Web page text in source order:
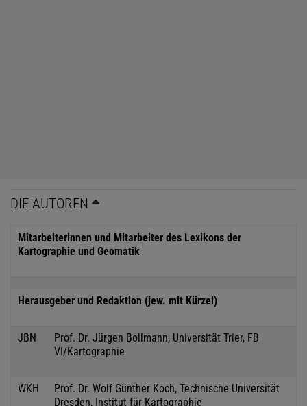
DIE AUTOREN
Mitarbeiterinnen und Mitarbeiter des Lexikons der
Kartographie und Geomatik
Herausgeber und Redaktion (jew. mit Kürzel)
JBN
Prof. Dr. Jürgen Bollmann, Universität Trier, FB
VI/Kartographie
WKH
Prof. Dr. Wolf Günther Koch, Technische Universität
Dresden, Institut für Kartographie